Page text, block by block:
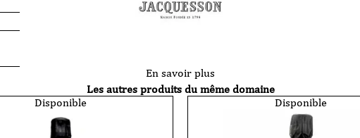
En savoir plus
Les autres produits du même domaine
Disponible Disponible